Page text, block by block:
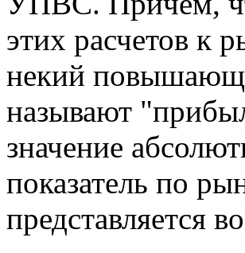
этих расчетов к
некий
называют
значение
показатель по
представляется